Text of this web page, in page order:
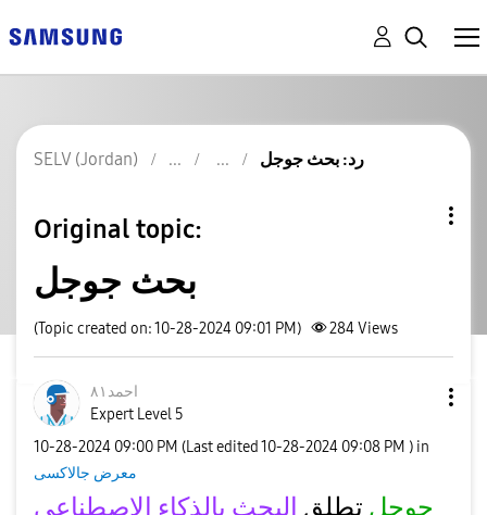
SELV (Jordan) رد: بحث جوجل
Original topic:
بحث جوجل
(Topic created on: 10-28-2024 09:01 PM) 284Views
احمد٨١
Expert Level 5
‎10-28-2024 09:00 PM (Last edited ‎10-28-2024 09:08 PM ) in
معرض جالاكسى
جوجل تطلق البحث بالذكاء الاصطناعي